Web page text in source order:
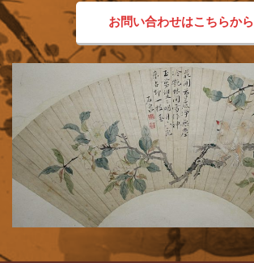
お問い合わせはこちらから